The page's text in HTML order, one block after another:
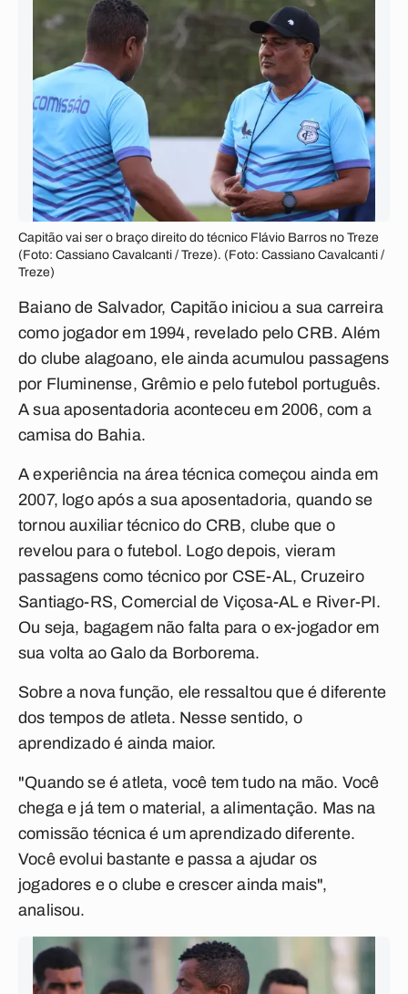
Capitão vai ser o braço direito do técnico Flávio Barros no Treze
(Foto: Cassiano Cavalcanti / Treze). (Foto: Cassiano Cavalcanti /
Treze)
Baiano de Salvador, Capitão iniciou a sua carreira
como jogador em 1994, revelado pelo CRB. Além
do clube alagoano, ele ainda acumulou passagens
por Fluminense, Grêmio e pelo futebol português.
A sua aposentadoria aconteceu em 2006, com a
camisa do Bahia.
A experiência na área técnica começou ainda em
2007, logo após a sua aposentadoria, quando se
tornou auxiliar técnico do CRB, clube que o
revelou para o futebol. Logo depois, vieram
passagens como técnico por CSE-AL, Cruzeiro
Santiago-RS, Comercial de Viçosa-AL e River-PI.
Ou seja, bagagem não falta para o ex-jogador em
sua volta ao Galo da Borborema.
Sobre a nova função, ele ressaltou que é diferente
dos tempos de atleta. Nesse sentido, o
aprendizado é ainda maior.
"Quando se é atleta, você tem tudo na mão. Você
chega e já tem o material, a alimentação. Mas na
comissão técnica é um aprendizado diferente.
Você evolui bastante e passa a ajudar os
jogadores e o clube e crescer ainda mais",
analisou.